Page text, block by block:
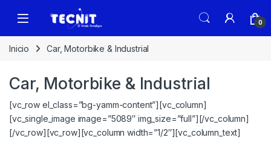
0
Inicio Car, Motorbike & Industrial
Car, Motorbike & Industrial
[vc_row el_class=”bg-yamm-content”][vc_column]
[vc_single_image image=”5089″ img_size=”full”][/vc_column]
[/vc_row][vc_row][vc_column width=”1/2″][vc_column_text]